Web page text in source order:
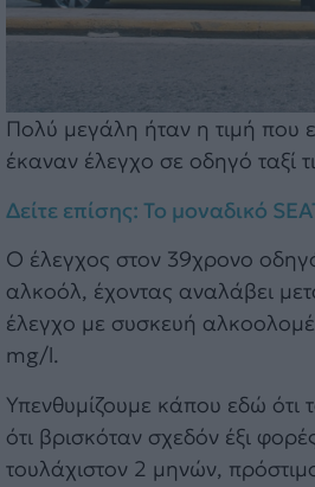
Πολύ μεγάλη ήταν η τιμή που
έκαναν έλεγχο σε οδηγό ταξί
Δείτε επίσης: Το μοναδικό
Ο έλεγχος στον 39χρονο
αλκοόλ, έχοντας αναλάβει
έλεγχο με συσκευή
mg/l.
Υπενθυμίζουμε κάπου εδώ ότι
ότι βρισκόταν σχεδόν έξι
τουλάχιστον 2 μηνών,